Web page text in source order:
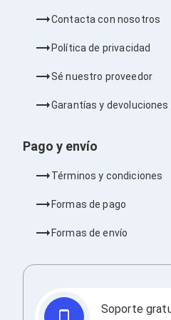
Reproductores MP3 / MP4
Soportes
Proyección
Accesorios Proyectores
Presentadores
Maletines para Proyectores
Pizarrones Interactivos
TV y Pantallas
Soportes para Pantallas
Reproductores para
Pantallas Comerciales
Pantallas Interactivas
Contacta con nosotros
Política de privacidad
Sé nuestro proveedor
Garantías y devoluciones
Pago y envío
Términos y condiciones
Formas de pago
Formas de envío
Soporte